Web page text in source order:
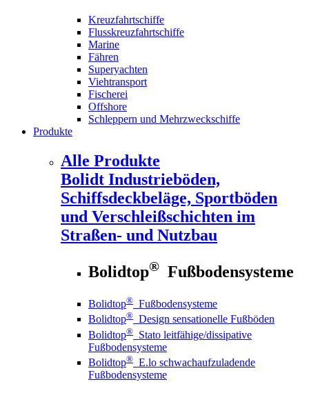
Kreuzfahrtschiffe
Flusskreuzfahrtschiffe
Marine
Fähren
Superyachten
Viehtransport
Fischerei
Offshore
Schleppern und Mehrzweckschiffe
Produkte
Alle Produkte
Bolidt Industrieböden,
Schiffsdeckbeläge, Sportböden
und Verschleißschichten im
Straßen- und Nutzbau
Bolidtop® Fußbodensysteme
Bolidtop® Fußbodensysteme
Bolidtop® Design sensationelle Fußböden
Bolidtop® Stato leitfähige/dissipative
Fußbodensysteme
Bolidtop® E.lo schwachaufzuladende
Fußbodensysteme